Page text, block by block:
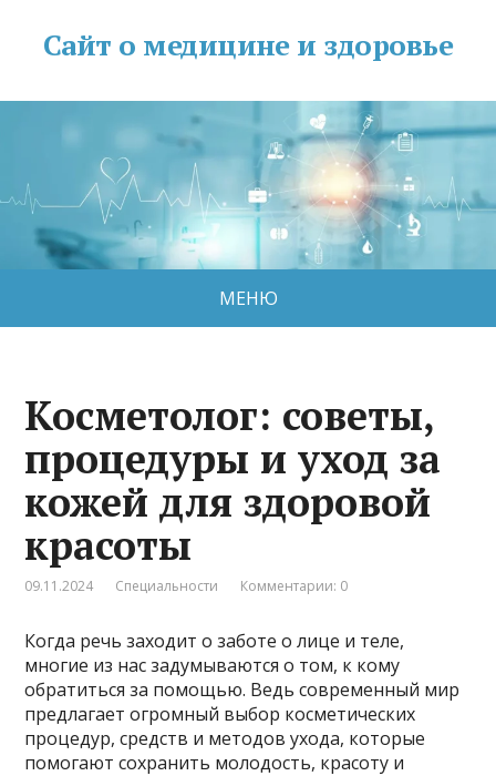
Сайт о медицине и здоровье
МЕНЮ
Косметолог: советы,
процедуры и уход за
кожей для здоровой
красоты
09.11.2024 Специальности Комментарии: 0
Когда речь заходит о заботе о лице и теле,
многие из нас задумываются о том, к кому
обратиться за помощью. Ведь современный мир
предлагает огромный выбор косметических
процедур, средств и методов ухода, которые
помогают сохранить молодость, красоту и